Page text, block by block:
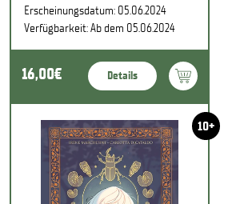
Erscheinungsdatum: 05.06.2024
Verfügbarkeit: Ab dem 05.06.2024
16,00€ Details
10+